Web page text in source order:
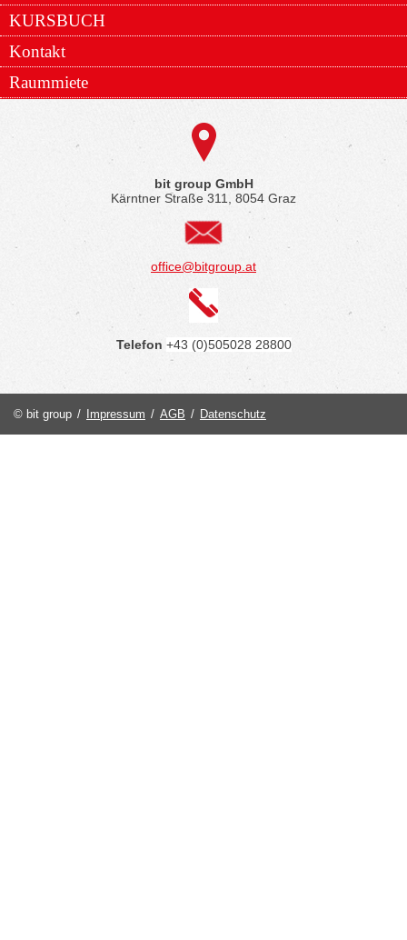
KURSBUCH
Kontakt
Raummiete
bit group GmbH
Kärntner Straße 311, 8054 Graz
office@bitgroup.at
Telefon +43 (0)505028 28800
© bit group / Impressum / AGB / Datenschutz